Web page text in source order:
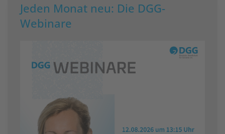
Jeden Monat neu: Die DGG-
Webinare